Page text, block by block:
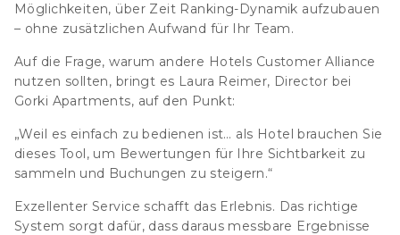
Möglichkeiten, über Zeit Ranking-Dynamik aufzubauen
– ohne zusätzlichen Aufwand für Ihr Team.
Auf die Frage, warum andere Hotels Customer Alliance
nutzen sollten, bringt es Laura Reimer, Director bei
Gorki Apartments, auf den Punkt:
„Weil es einfach zu bedienen ist… als Hotel brauchen Sie
dieses Tool, um Bewertungen für Ihre Sichtbarkeit zu
sammeln und Buchungen zu steigern.“
Exzellenter Service schafft das Erlebnis. Das richtige
System sorgt dafür, dass daraus messbare Ergebnisse